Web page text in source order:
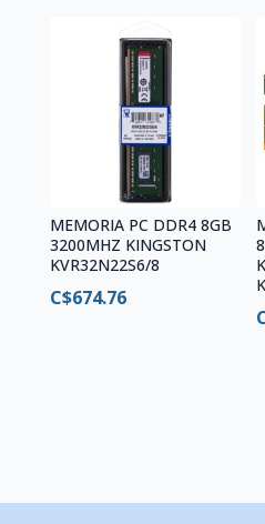
MEMORIA PC DDR4 8GB
3200MHZ KINGSTON
KVR32N22S6/8
C$674.76